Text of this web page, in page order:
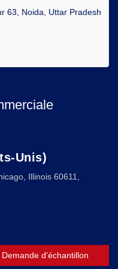
Demande d'échantillon
63, Noida, Uttar Pradesh
Unis)
Illinois 60611,
Pacifique
63, Noida, UP 201301,